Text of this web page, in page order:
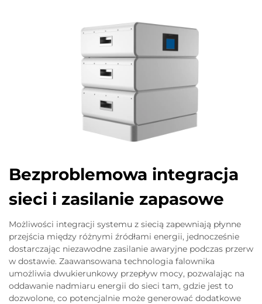
Bezproblemowa integracja
sieci i zasilanie zapasowe
Możliwości integracji systemu z siecią zapewniają płynne
przejścia między różnymi źródłami energii, jednocześnie
dostarczając niezawodne zasilanie awaryjne podczas przerw
w dostawie. Zaawansowana technologia falownika
umożliwia dwukierunkowy przepływ mocy, pozwalając na
oddawanie nadmiaru energii do sieci tam, gdzie jest to
dozwolone, co potencjalnie może generować dodatkowe